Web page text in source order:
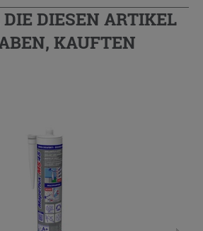
DIESEN ARTIKEL
KAUFTEN